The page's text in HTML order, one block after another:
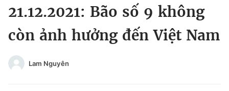
Chuyên mục khác
Tin 24h
Tin đã lưu
Tin đã xem
Đăng xuất
21.12.2021: Bão số 9 không
còn ảnh hưởng đến Việt Nam
Lam Nguyên